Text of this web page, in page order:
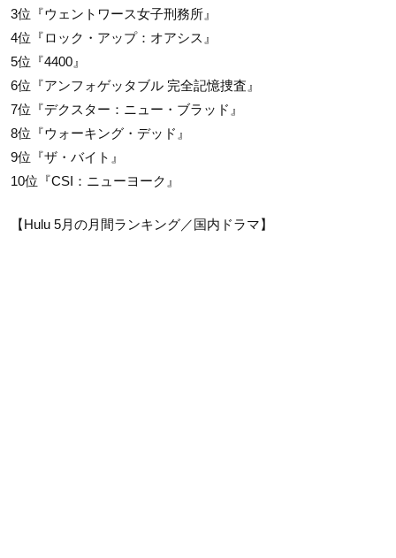
3位『ウェントワース女子刑務所』
4位『ロック・アップ：オアシス』
5位『4400』
6位『アンフォゲッタブル 完全記憶捜査』
7位『デクスター：ニュー・ブラッド』
8位『ウォーキング・デッド』
9位『ザ・バイト』
10位『CSI：ニューヨーク』
【Hulu 5月の月間ランキング／国内ドラマ】